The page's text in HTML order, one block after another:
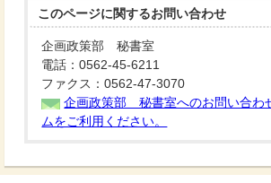
このページに関するお問い合わせ
企画政策部 秘書室
電話：0562-45-6211
ファクス：0562-47-3070
企画政策部 秘書室へのお問い合わ
ムをご利用ください。